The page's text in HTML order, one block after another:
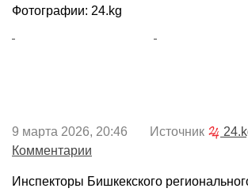
Фотографии: 24.kg
9 марта 2026, 20:46 Источник
Комментарии
Инспекторы Бишкекского